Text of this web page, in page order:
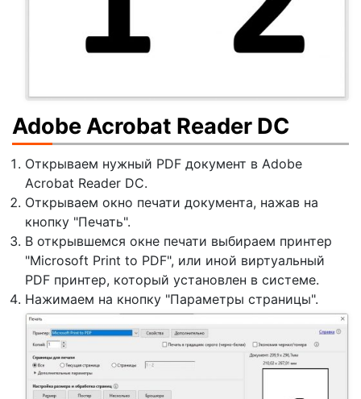
Adobe Acrobat Reader DC
Открываем нужный PDF документ в Adobe
Acrobat Reader DC.
Открываем окно печати документа, нажав на
кнопку "Печать".
В открывшемся окне печати выбираем принтер
"Microsoft Print to PDF", или иной виртуальный
PDF принтер, который установлен в системе.
Нажимаем на кнопку "Параметры страницы".